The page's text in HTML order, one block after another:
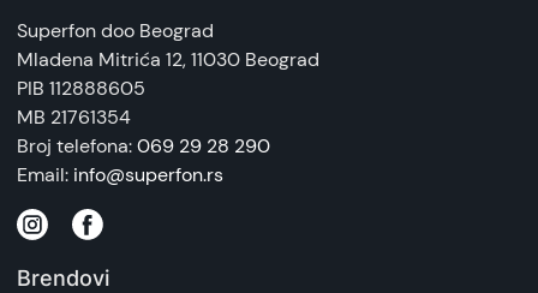
Superfon doo Beograd
Mladena Mitrića 12, 11030 Beograd
PIB 112888605
MB 21761354
Broj telefona:069 29 28 290
Email: info@superfon.rs
Brendovi